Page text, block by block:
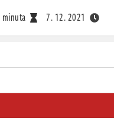
minuta 7. 12. 2021